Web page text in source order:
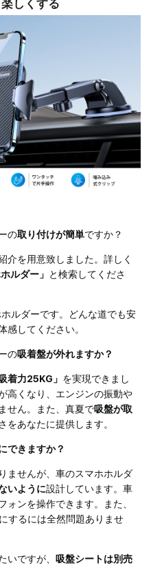
スマホに手帳型ケースをつ
転中の揺れや振動などによ
！まや、下支えはスマホの
可能で、車行中にアーム部
せず、画面誤作動をおこす
。更に、耐久性に対して、
と耐候性に優れる航空用の
永くお使い頂く事が出来ま
折れやすいプラスチック製
載ホルダーがアルミ合金と
の部分にアルミ合金で補強
良され、スマホを緩まずが
でも絶対に落ちません。更
ッションを設置し、ご愛車
吹き出し口式の車載ホルダ
けます。
ルダー】Andobilは車載ホル
の500,000+のお客様のフィ
種類道路状況の考察を通じ
リードする車載ホルダーを
式両用で超便利」Andobil
ュボード、フロントガラス
付簡単でプレゼントに最
ように、車への取り付けが
はワンタッチで使用できて
は梱包に加え、細部まで拘
感が溢れています。お家族
大変実用性有るので、温か
ただきます。
5年間安心保証】側面のボタ
出来るワンタッチ式タイプ
秒でスマホを挟むためのア
ンを押さない限り勝手に開
載ホルダーはアームが
しくする
の取り付けが簡単ですか？
介を用意致しました。詳しく
ルダー」 と検索してくださ
ルダーです。どんな道でも安
感してください。
の吸着盤が外れますか？
吸着力25KG」 を実現できまし
高くなり、エンジンの振動や
せん。また、真夏で吸盤が取
をあなたに提供します。
できますか？
ませんが、車のスマホホルダ
いように設計しています。車
ンを操作できます。また、
するには全然問題ありませ
いですが、
吸盤シートは別売